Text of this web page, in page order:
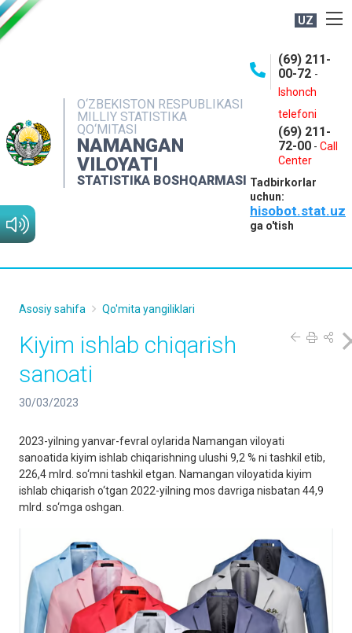
UZ
O‘ZBEKISTON RESPUBLIKASI
MILLIY STATISTIKA
QO‘MITASI
NAMANGAN
VILOYATI
STATISTIKA BOSHQARMASI
(69) 211-
00-72 -
Ishonch
telefoni
(69) 211-
72-00 - Call
Center
Tadbirkorlar
uchun:
hisobot.stat.uz
ga o'tish
NASHRLAR
INTERAKTIV XIZMATLAR
MATBUOT XIZMATI
MUROJAATLAR
Asosiy sahifa Qo'mita yangiliklari
Kiyim ishlab chiqarish
sanoati
30/03/2023
2023-yilning yanvar-fevral oylarida Namangan viloyati
sanoatida kiyim ishlab chiqarishning ulushi 9,2 % ni tashkil etib,
226,4 mlrd. so‘mni tashkil etgan. Namangan viloyatida kiyim
ishlab chiqarish o‘tgan 2022-yilning mos davriga nisbatan 44,9
mlrd. so‘mga oshgan.